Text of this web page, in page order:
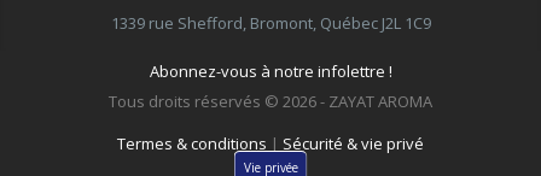
1339 rue Shefford, Bromont, Québec J2L 1C9
Abonnez-vous à notre infolettre !
Tous droits réservés © 2026 - ZAYAT AROMA
Termes & conditions | Sécurité & vie privé
Vie privée